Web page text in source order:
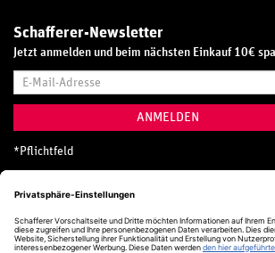
Schafferer-Newsletter
Jetzt anmelden und beim nächsten Einkauf 10€
Mail-
ANMELDEN
* Pflichtfeld
Hotline
0800 20 70 300 (D)
Kostenlos aus dem deutschen Festnetz